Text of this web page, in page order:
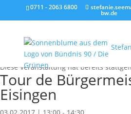
0711 - 2063 6800
bw.de
« Alle Veranstaltungen
Diese Veranstaltung hat bereits
Tour de
Eisingen